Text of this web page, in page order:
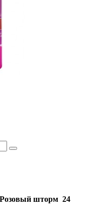
Розовый шторм 24